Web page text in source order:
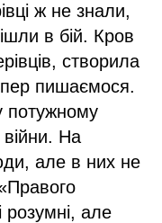
ж не знали,
в бій. Кров
створила
пишаємося.
потужному
війни. На
але в них не
розумні, але